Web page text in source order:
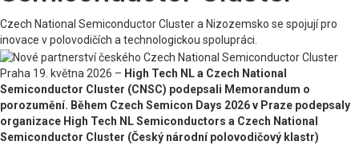
Czech National Semiconductor Cluster a Nizozemsko se spojují pro
inovace v polovodičích a technologickou spolupráci.
Praha 19. května 2026 – High Tech NL a Czech National
Semiconductor Cluster (CNSC) podepsali Memorandum o
porozumění. Během Czech Semicon Days 2026 v Praze podepsaly
organizace High Tech NL Semiconductors a Czech National
Semiconductor Cluster (Český národní polovodičový klastr)